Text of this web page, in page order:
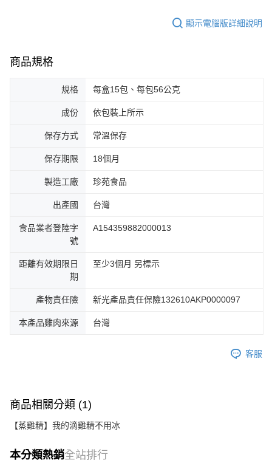
顯示電腦版詳細說明
商品規格
規格 每盒15包、每包56公克
成份 依包裝上所示
保存方式 常溫保存
保存期限 18個月
製造工廠 珍苑食品
出產國 台灣
食品業者登陸字
號
A154359882000013
距離有效期限日
期
至少3個月 另標示
產物責任險 新光產品責任保險132610AKP0000097
本產品雞肉來源 台灣
客服
商品相關分類 (1)
【蒸雞精】我的滴雞精不用冰
本分類熱銷全站排行